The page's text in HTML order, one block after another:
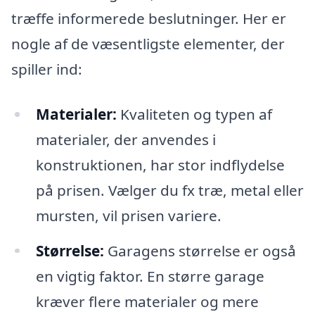
træffe informerede beslutninger. Her er
nogle af de væsentligste elementer, der
spiller ind:
Materialer: Kvaliteten og typen af
materialer, der anvendes i
konstruktionen, har stor indflydelse
på prisen. Vælger du fx træ, metal eller
mursten, vil prisen variere.
Størrelse: Garagens størrelse er også
en vigtig faktor. En større garage
kræver flere materialer og mere